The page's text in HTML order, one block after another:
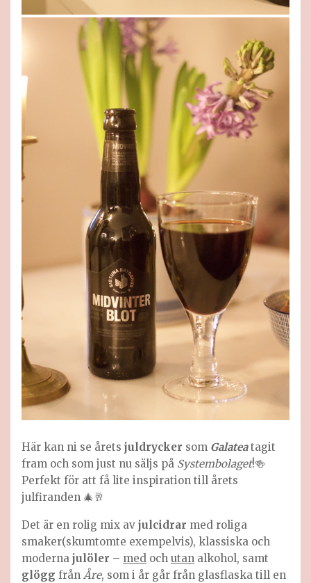
Här kan ni se årets juldrycker som Galateatagit
fram och som just nu säljs på Systembolaget!🍻
Perfekt för att få lite inspiration till årets
julfiranden 🎄🥂
Det är en rolig mix av julcidrar med roliga
smaker(skumtomte exempelvis), klassiska och
moderna julöler – med och utan alkohol, samt
glögg från Åre, som i år går från glasflaska till en